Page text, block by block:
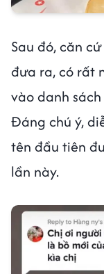
Sau đó, căn
đưa ra, có rất
vào danh
Đáng chú ý,
tên đầu tiên
lần này.